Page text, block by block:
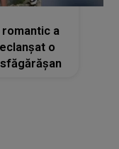
a
o